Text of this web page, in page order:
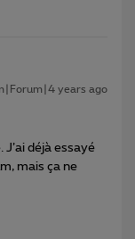
years ago
déjà essayé
mais ça ne